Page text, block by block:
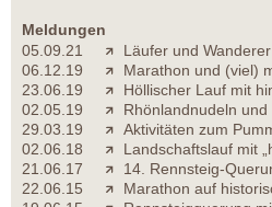
Meldungen
05.09.21
Läufer und
06.12.19
Marathon und (viel)
23.06.19
Höllischer Lauf mit
02.05.19
Rhönlandnudeln
29.03.19
Aktivitäten zum
02.06.18
Landschaftslauf mit
21.06.17
14. Rennsteig-
22.06.15
Marathon auf